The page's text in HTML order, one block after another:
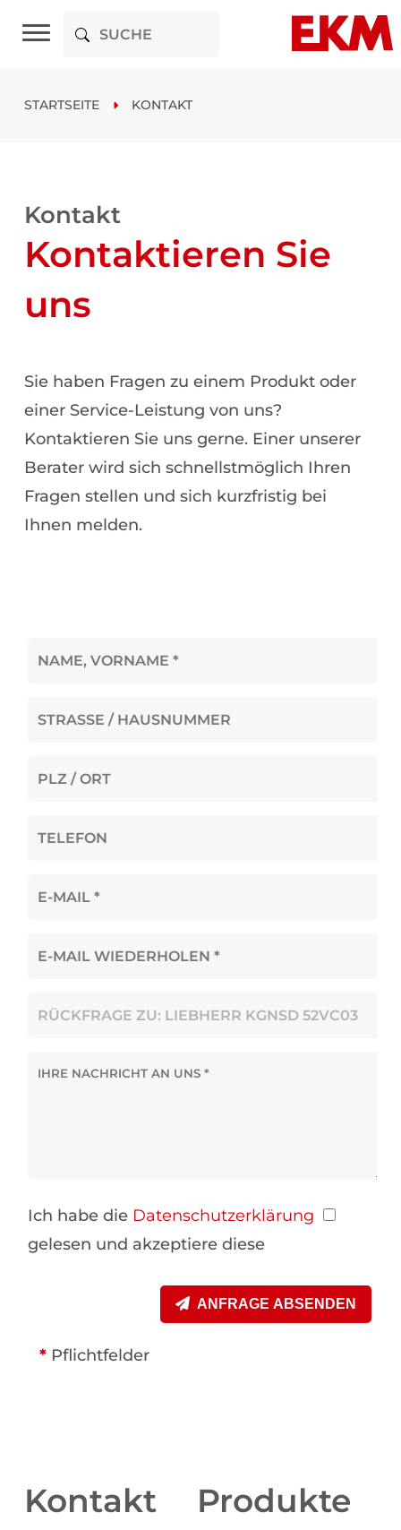
STARTSEITE KONTAKT
Kontakt
Kontaktieren Sie
uns
Sie haben Fragen zu einem Produkt oder
einer Service-Leistung von uns?
Kontaktieren Sie uns gerne. Einer unserer
Berater wird sich schnellstmöglich Ihren
Fragen stellen und sich kurzfristig bei
Ihnen melden.
Ich habe die Datenschutzerklärung
gelesen und akzeptiere diese
ANFRAGE ABSENDEN
*Pflichtfelder
Kontakt Produkte